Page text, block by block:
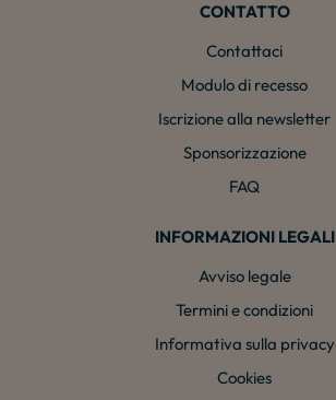
CONTATTO
Contattaci
Modulo di recesso
Iscrizione alla newsletter
Sponsorizzazione
FAQ
INFORMAZIONI LEGALI
Avviso legale
Termini e condizioni
Informativa sulla privacy
Cookies